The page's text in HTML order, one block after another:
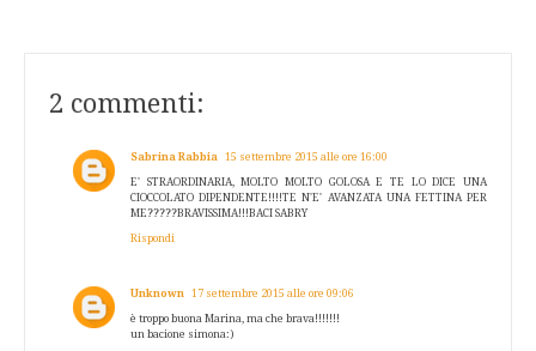
2 commenti:
Sabrina Rabbia 15 settembre 2015 alle ore 16:00
E' STRAORDINARIA, MOLTO MOLTO GOLOSA E TE LO DICE UNA
CIOCCOLATO DIPENDENTE!!!!TE N'E' AVANZATA UNA FETTINA PER
ME?????BRAVISSIMA!!!BACI SABRY
Rispondi
Unknown 17 settembre 2015 alle ore 09:06
è troppo buona Marina, ma che brava!!!!!!!
un bacione simona:)